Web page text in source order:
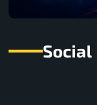
Social